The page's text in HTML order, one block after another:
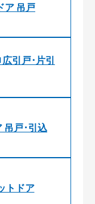
ア 吊戸
引戸･片引
戸･引込
トドア